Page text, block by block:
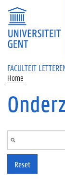
Overslaan en naar de
FACULTEIT
Home
Reset